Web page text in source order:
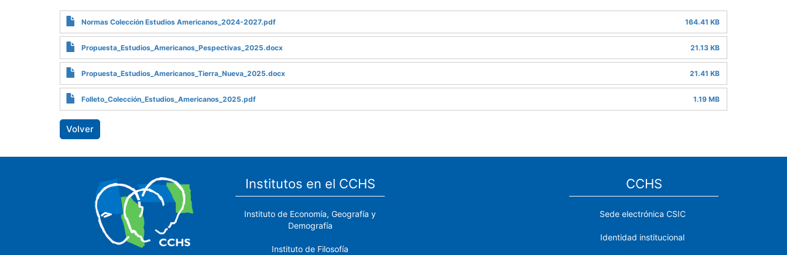
Normas Colección Estudios Americanos_2024-2027.pdf 164.41 KB
Propuesta_Estudios_Americanos_Pespectivas_2025.docx 21.13 KB
Propuesta_Estudios_Americanos_Tierra_Nueva_2025.docx 21.41 KB
Folleto_Colección_Estudios_Americanos_2025.pdf 1.19 MB
Volver
Institutos en el CCHS
Instituto de Economía, Geografía y
Demografía
Instituto de Filosofía
CCHS
Sede electrónica CSIC
Identidad institucional